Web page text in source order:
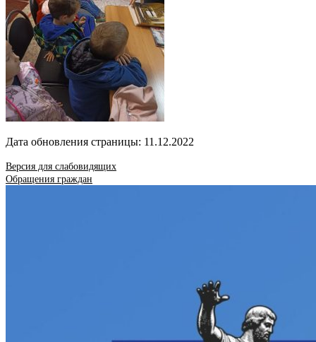
Дата обновления страницы: 11.12.2022
Версия для слабовидящих
Обращения граждан